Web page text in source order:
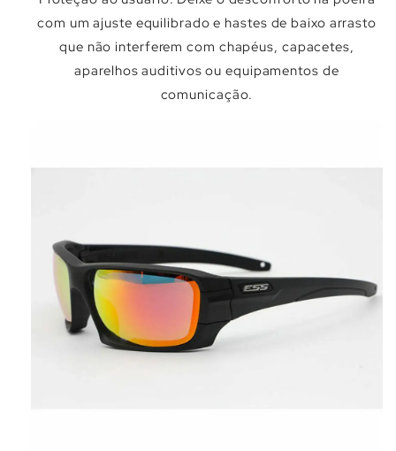
com um ajuste equilibrado e hastes de baixo arrasto
que não interferem com chapéus, capacetes,
aparelhos auditivos ou equipamentos de
comunicação.